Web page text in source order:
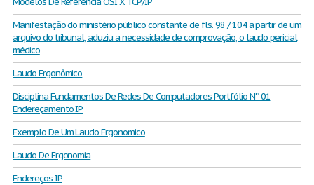
Manifestação do ministério público constante de fls. 98 / 104 a partir de um
arquivo do tribunal, aduziu a necessidade de comprovação, o laudo pericial
médico
Laudo Ergonômico
Disciplina Fundamentos De Redes De Computadores Portfólio N° 01
Endereçamento IP
Exemplo De Um Laudo Ergonomico
Laudo De Ergonomia
Endereços IP